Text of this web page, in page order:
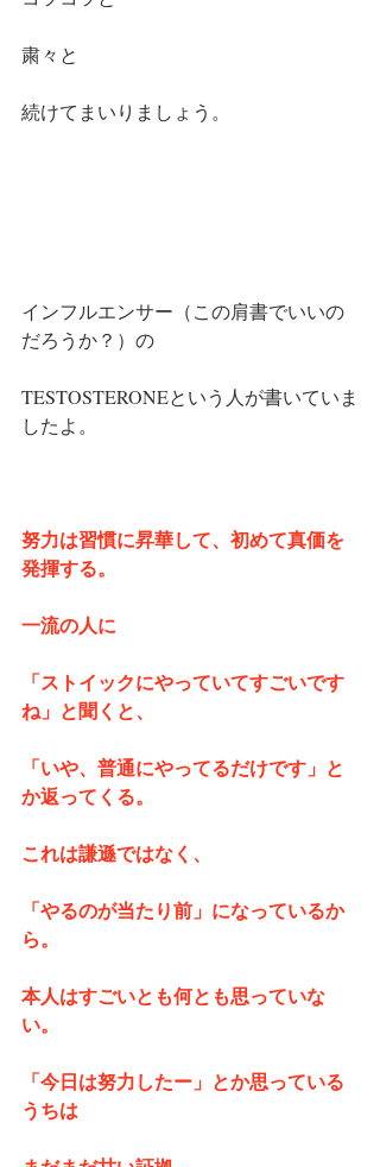
粛々と
続けてまいりましょう。
インフルエンサー（この肩書でいいの
だろうか？）の
TESTOSTERONEという人が書いていま
したよ。
努力は習慣に昇華して、初めて真価を
発揮する。
一流の人に
「ストイックにやっていてすごいです
ね」と聞くと、
「いや、普通にやってるだけです」と
か返ってくる。
これは謙遜ではなく、
「やるのが当たり前」になっているか
ら。
本人はすごいとも何とも思っていな
い。
「今日は努力したー」とか思っている
うちは